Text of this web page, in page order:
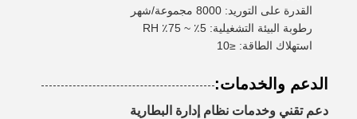
القدرة على التوريد: 8000 مجموعة/شهر
رطوبة البيئة التشغيلية: 5٪ ~ 75٪ RH
استهلاك الطاقة: ≤10
الدعم والخدمات:
دعم تقني وخدمات نظام إدارة البطارية